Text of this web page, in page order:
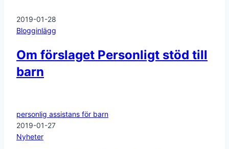
2019-01-28
Blogginlägg
Om förslaget Personligt stöd till
barn
personlig assistans för barn
2019-01-27
Nyheter